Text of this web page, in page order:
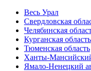
Весь Урал
Свердловская
Челябинская
Курганская область
Тюменская область
Ханты-
Ямало-Ненецкий